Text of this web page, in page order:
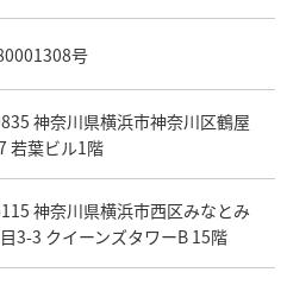
SV1000 オーストラリア
30ドル銀貨 1kg
状態 A
備考 本体のみ
店舗 小倉魚町本店
号
神奈川県横浜市神奈川区鶴屋
若葉ビル1階
神奈川県横浜市西区みなとみ
3-3 クイーンズタワーB 15階